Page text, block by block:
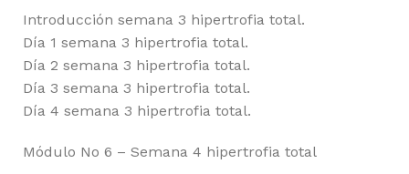
Introducción semana 3 hipertrofia total.
Día 1 semana 3 hipertrofia total.
Día 2 semana 3 hipertrofia total.
Día 3 semana 3 hipertrofia total.
Día 4 semana 3 hipertrofia total.
Módulo No 6 – Semana 4 hipertrofia total